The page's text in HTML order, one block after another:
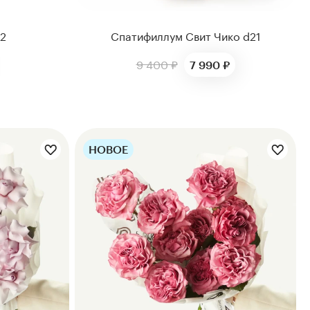
Спатифиллум Свит Чико d21
9 400 ₽
7 990 ₽
Цветы букета:
НОВОЕ